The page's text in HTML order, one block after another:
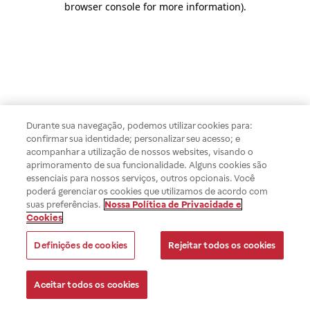
browser console for more information).
Durante sua navegação, podemos utilizar cookies para:
confirmar sua identidade; personalizar seu acesso; e
acompanhar a utilização de nossos websites, visando o
aprimoramento de sua funcionalidade. Alguns cookies são
essenciais para nossos serviços, outros opcionais. Você
poderá gerenciar os cookies que utilizamos de acordo com
suas preferências. Nossa Política de Privacidade e
Cookies
Definições de cookies Rejeitar todos os cookies
Aceitar todos os cookies